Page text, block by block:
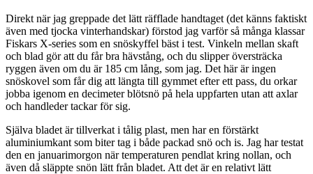
Direkt när jag greppade det lätt räfflade handtaget (det känns faktiskt
även med tjocka vinterhandskar) förstod jag varför så många klassar
Fiskars X-series som en snöskyffel bäst i test. Vinkeln mellan skaft
och blad gör att du får bra hävstång, och du slipper översträcka
ryggen även om du är 185 cm lång, som jag. Det här är ingen
snöskovel som får dig att längta till gymmet efter ett pass, du orkar
jobba igenom en decimeter blötsnö på hela uppfarten utan att axlar
och handleder tackar för sig.
Själva bladet är tillverkat i tålig plast, men har en förstärkt
aluminiumkant som biter tag i både packad snö och is. Jag har testat
den en januarimorgon när temperaturen pendlat kring nollan, och
även då släppte snön lätt från bladet. Att det är en relativt lätt